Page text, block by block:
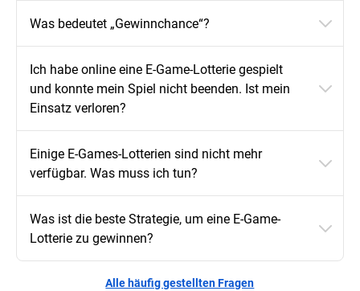
Was bedeutet „Gewinnchance“?
Ich habe online eine E-Game-Lotterie gespielt
und konnte mein Spiel nicht beenden. Ist mein
Einsatz verloren?
Einige E-Games-Lotterien sind nicht mehr
verfügbar. Was muss ich tun?
Was ist die beste Strategie, um eine E-Game-
Lotterie zu gewinnen?
Alle häufig gestellten Fragen